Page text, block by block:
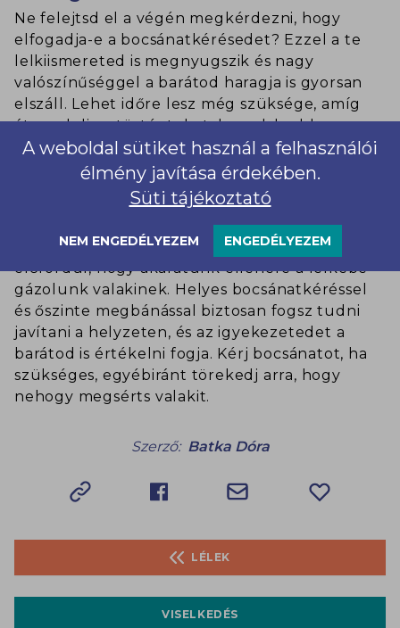
Ne felejtsd el a végén megkérdezni, hogy
elfogadja-e a bocsánatkérésedet? Ezzel a te
lelkiismereted is megnyugszik és nagy
valószínűséggel a barátod haragja is gyorsan
elszáll. Lehet időre lesz még szüksége, amíg
átgondolja a történteket, hagyd, hadd
gondolkodjon és lehet pár nap múlva már nem
is fogtok emlékezni a történtekre.
Mindannyian arra törekszünk, hogy ne
bántsunk meg másokat, de sajnos olykor
előfordul, hogy akaratunk ellenére a lelkébe
gázolunk valakinek. Helyes bocsánatkéréssel
és őszinte megbánással biztosan fogsz tudni
javítani a helyzeten, és az igyekezetedet a
barátod is értékelni fogja. Kérj bocsánatot, ha
szükséges, egyébiránt törekedj arra, hogy
nehogy megsérts valakit.
Szerző: Batka Dóra
LÉLEK
VISELKEDÉS
A weboldal sütiket használ a felhasználói
élmény javítása érdekében.
Süti tájékoztató
NEM ENGEDÉLYEZEM ENGEDÉLYEZEM